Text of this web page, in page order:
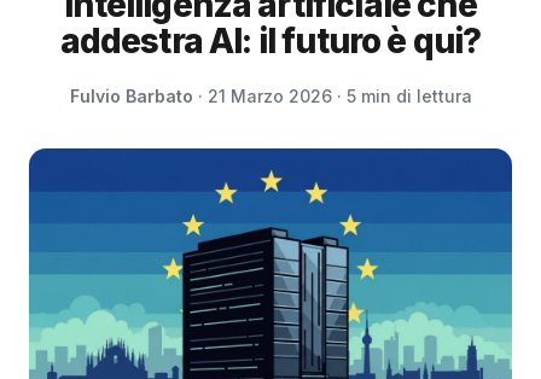
addestra AI: il futuro è qui?
Fulvio Barbato · 21 Marzo 2026 · 5 min di lettura